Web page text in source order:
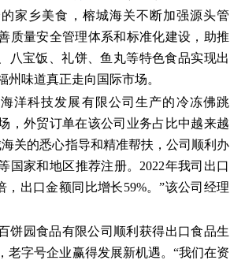
家乡美食，榕城海关不断加强源头管
质量安全管理体系和标准化建设，助推
八宝饭、礼饼、鱼丸等特色食品实现出
州味道真正走向国际市场。
洋科技发展有限公司生产的冷冻佛跳
，外贸订单在该公司业务占比中越来越
关的悉心指导和精准帮扶，公司顺利办
国家和地区推荐注册。2022年我司出口
，出口金额同比增长59%。”该公司经理
饼园食品有限公司顺利获得出口食品生
老字号企业赢得发展新机遇。“我们在资